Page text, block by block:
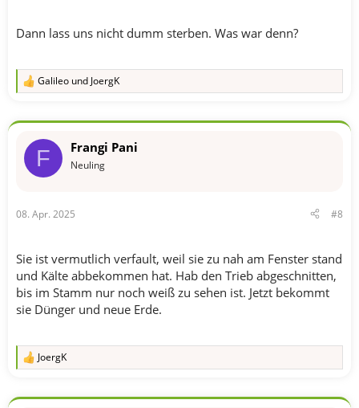
Dann lass uns nicht dumm sterben. Was war denn?
R
k
o
:
Galileo und JoergK
F Frangi Pani
Neuling
08. Apr. 2025 #8
Sie ist vermutlich verfault, weil sie zu nah am Fenster stand
und Kälte abbekommen hat. Hab den Trieb abgeschnitten,
bis im Stamm nur noch weiß zu sehen ist. Jetzt bekommt
sie Dünger und neue Erde.
R
k
JoergK